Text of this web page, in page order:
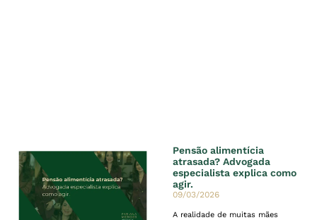
Pensão alimentícia
atrasada? Advogada
especialista explica como
agir.
09/03/2026
A realidade de muitas mães